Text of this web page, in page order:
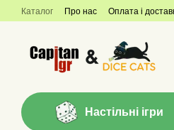
Перейти до основного контенту
Каталог Про нас Оплата і
Настільні ігри